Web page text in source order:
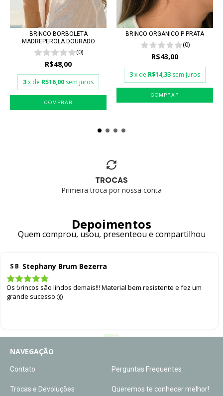
BRINCO BORBOLETA
MADREPEROLA DOURADO
(0)
R$48,00
3x de R$16,00 sem juros
BRINCO ORGANICO P PRATA
(0)
R$43,00
3x de R$14,33 sem juros
TROCAS
Primeira troca por nossa conta
Depoimentos
Quem comprou, usou, presenteou e compartilhou
S B Stephany Brum Bezerra
Os brincos são lindos demais!!! Material bem resistente e fez um
grande sucesso :)))
NAVEGAÇÃO
Contato Perguntas Frequentes
Trocas e Devoluções Queremos te conhecer melhor!